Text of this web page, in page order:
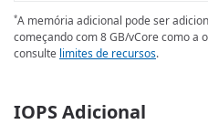
*A memória adicional pode ser
começando com 8 GB/vCore como a
consulte limites de recursos.
IOPS Adicional